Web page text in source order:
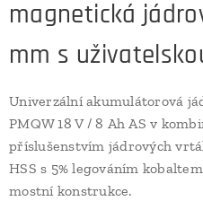
magnetická
mm s
Univerzální akumulátorová
PMQW 18 V / 8 Ah AS v
příslušenstvím jádrových
HSS s 5% legováním
mostní konstrukce.